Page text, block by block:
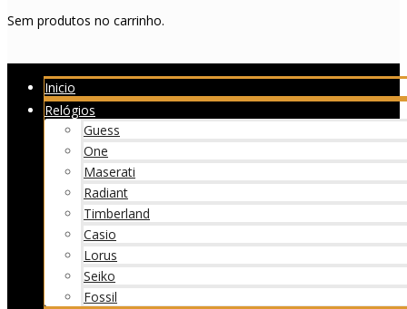
Sem produtos no carrinho.
Inicio
Relógios
Guess
One
Maserati
Radiant
Timberland
Casio
Lorus
Seiko
Fossil